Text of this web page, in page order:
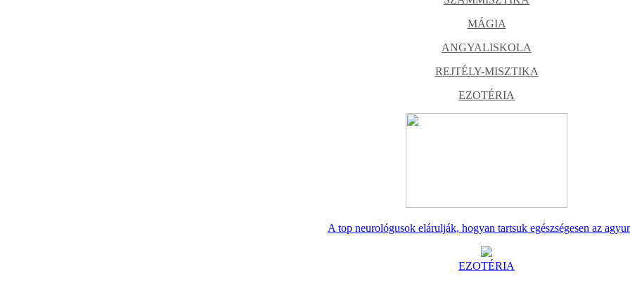
MÁGIA
ANGYALISKOLA
REJTÉLY-MISZTIKA
EZOTÉRIA
A top neurológusok elárulják, hogyan tartsuk egészségesen az
EZOTÉRIA